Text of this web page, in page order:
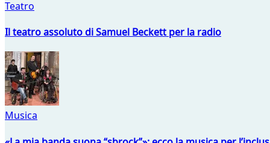
Teatro
Il teatro assoluto di Samuel Beckett per la radio
Musica